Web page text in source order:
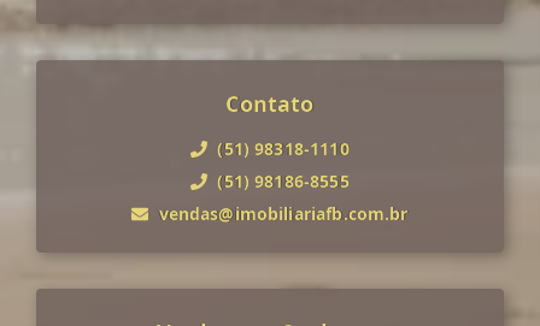
Contato
(51) 98318-1110
(51) 98186-8555
vendas@imobiliariafb.com.br